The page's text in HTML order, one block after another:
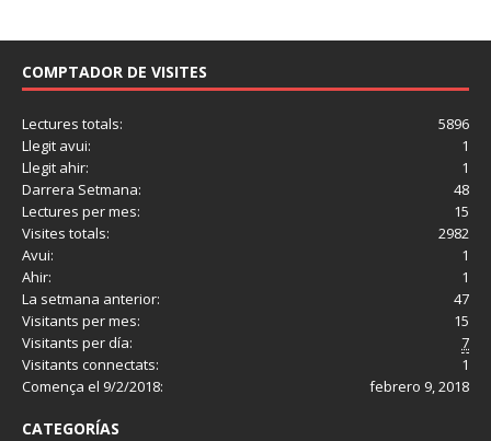
COMPTADOR DE VISITES
5896
Lectures totals:
1
Llegit avui:
1
Llegit ahir:
48
Darrera Setmana:
15
Lectures per mes:
2982
Visites totals:
1
Avui:
1
Ahir:
47
La setmana anterior:
15
Visitants per mes:
7
Visitants per día:
1
Visitants connectats:
febrero 9, 2018
Comença el 9/2/2018:
CATEGORÍAS